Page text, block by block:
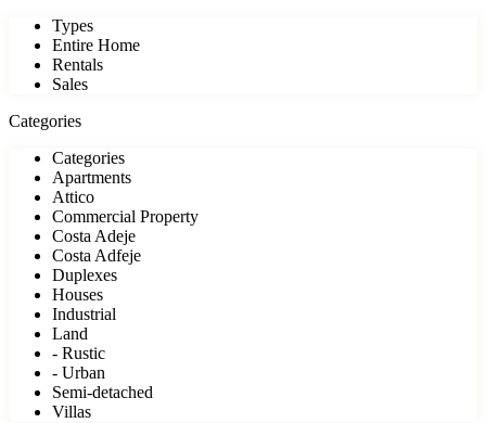
Types
Entire Home
Rentals
Sales
Categories
Categories
Apartments
Attico
Commercial Property
Costa Adeje
Costa Adfeje
Duplexes
Houses
Industrial
Land
- Rustic
- Urban
Semi-detached
Villas